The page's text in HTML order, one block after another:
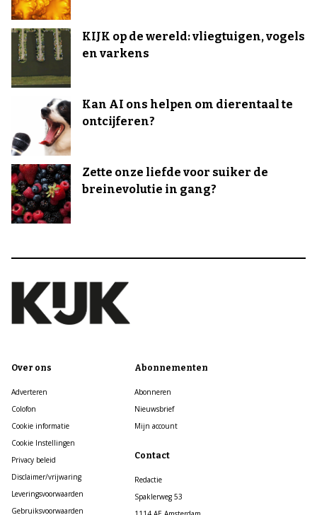
KIJK op de wereld: vliegtuigen, vogels
en varkens
Kan AI ons helpen om dierentaal te
ontcijferen?
Zette onze liefde voor suiker de
breinevolutie in gang?
Over ons
Adverteren
Colofon
Cookie informatie
Cookie Instellingen
Privacy beleid
Disclaimer/vrijwaring
Leveringsvoorwaarden
Gebruiksvoorwaarden
Abonnementen
Abonneren
Nieuwsbrief
Mijn account
Contact
Redactie
Spaklerweg 53